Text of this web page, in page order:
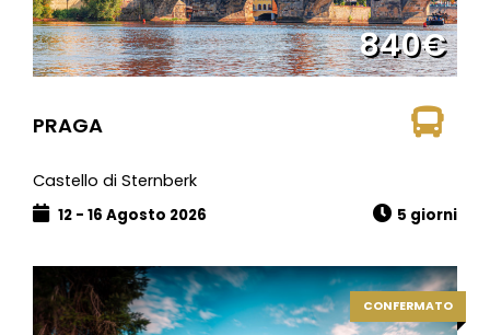
840€
PRAGA
Castello di Sternberk
12 - 16 Agosto 2026 5 giorni
CONFERMATO